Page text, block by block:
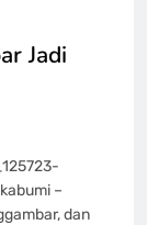
Jadi
–
dan